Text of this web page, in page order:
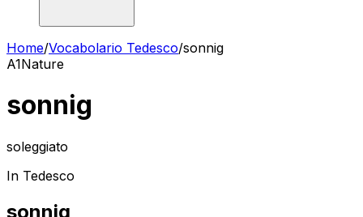
Home/Vocabolario Tedesco/sonnig
A1Nature
sonnig
soleggiato
In Tedesco
sonnig